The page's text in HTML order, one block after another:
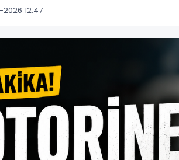
12:47